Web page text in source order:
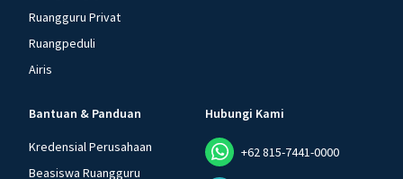
Ruangguru Privat
Ruangpeduli
Airis
Bantuan & Panduan
Kredensial Perusahaan
Beasiswa Ruangguru
Hubungi Kami
+62 815-7441-0000